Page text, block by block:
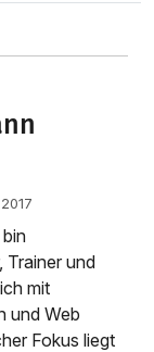
Trainer und
mit
und Web
Fokus liegt